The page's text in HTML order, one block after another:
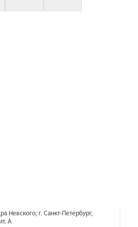
Невского, г. Санкт-Петербург,
А